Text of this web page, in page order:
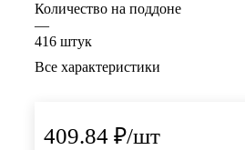
Количество на поддоне
—
416 штук
Все характеристики
409.84 ₽/шт